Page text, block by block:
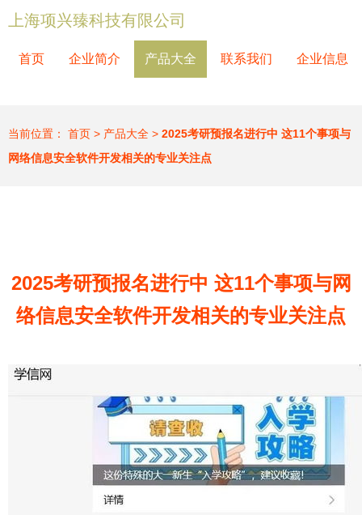
上海项兴臻科技有限公司
首页 企业简介 产品大全 联系我们 企业信息
当前位置： 首页 > 产品大全 > 2025考研预报名进行中 这11个事项与
网络信息安全软件开发相关的专业关注点
2025考研预报名进行中 这11个事项与网
络信息安全软件开发相关的专业关注点